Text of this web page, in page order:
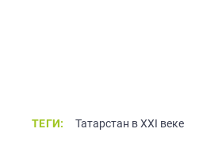
ТЕГИ: Татарстан в XXI веке